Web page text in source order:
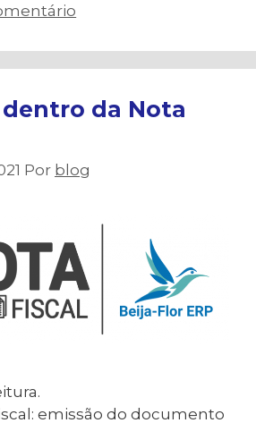
da Nota
Por blog
emissão do documento